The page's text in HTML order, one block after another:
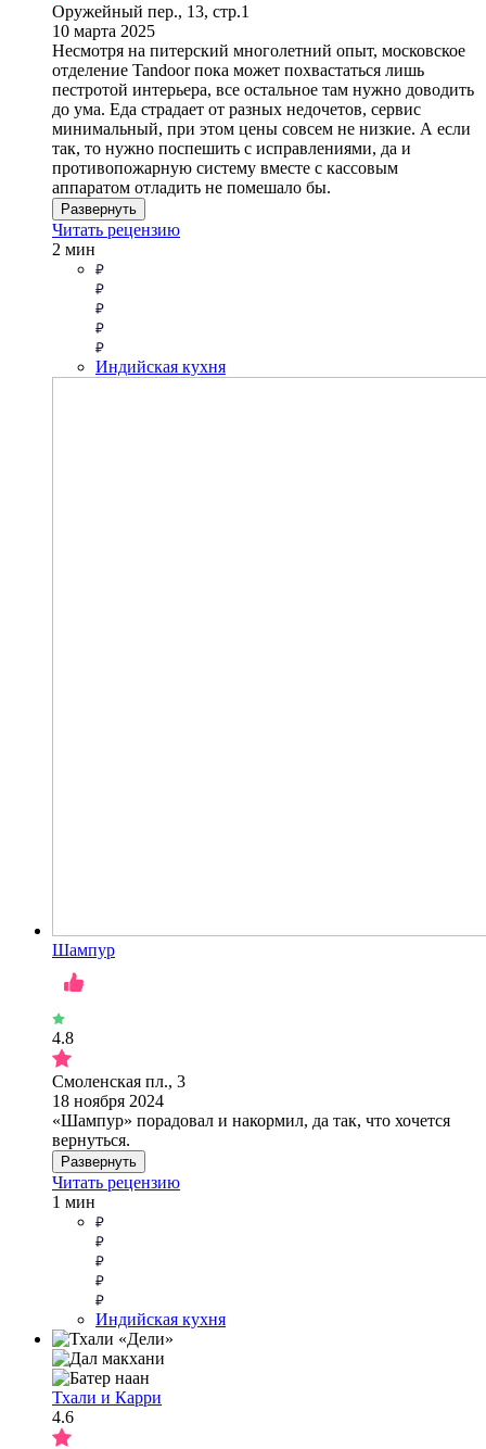
Оружейный пер., 13, стр.1
10 марта 2025
Несмотря на питерский многолетний опыт, московское
отделение Tandoor пока может похвастаться лишь
пестротой интерьера, все остальное там нужно доводить
до ума. Еда страдает от разных недочетов, сервис
минимальный, при этом цены совсем не низкие. А если
так, то нужно поспешить с исправлениями, да и
противопожарную систему вместе с кассовым
аппаратом отладить не помешало бы.
Развернуть
Читать рецензию
2 мин
Индийская кухня
Шампур
4.8
Смоленская пл., 3
18 ноября 2024
«Шампур» порадовал и накормил, да так, что хочется
вернуться.
Развернуть
Читать рецензию
1 мин
Индийская кухня
Тхали и Карри
4.6